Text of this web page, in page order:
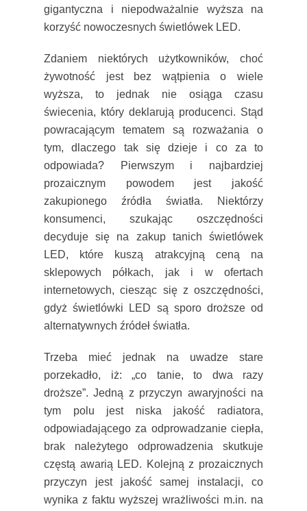
gigantyczna i niepodważalnie wyższa na
korzyść nowoczesnych świetlówek LED.
Zdaniem niektórych użytkowników, choć
żywotność jest bez wątpienia o wiele
wyższa, to jednak nie osiąga czasu
świecenia, który deklarują producenci. Stąd
powracającym tematem są rozważania o
tym, dlaczego tak się dzieje i co za to
odpowiada? Pierwszym i najbardziej
prozaicznym powodem jest jakość
zakupionego źródła światła. Niektórzy
konsumenci, szukając oszczędności
decyduje się na zakup tanich świetlówek
LED, które kuszą atrakcyjną ceną na
sklepowych półkach, jak i w ofertach
internetowych, ciesząc się z oszczędności,
gdyż świetlówki LED są sporo droższe od
alternatywnych źródeł światła.
Trzeba mieć jednak na uwadze stare
porzekadło, iż: „co tanie, to dwa razy
droższe”. Jedną z przyczyn awaryjności na
tym polu jest niska jakość radiatora,
odpowiadającego za odprowadzanie ciepła,
brak należytego odprowadzenia skutkuje
częstą awarią LED. Kolejną z prozaicznych
przyczyn jest jakość samej instalacji, co
wynika z faktu wyższej wrażliwości m.in. na